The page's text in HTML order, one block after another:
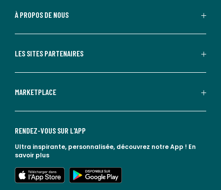
À PROPOS DE NOUS
LES SITES PARTENAIRES
MARKETPLACE
RENDEZ-VOUS SUR L'APP
Ultra inspirante, personnalisée, découvrez notre App ! En
savoir plus
lien vers l'app store
lien vers google play